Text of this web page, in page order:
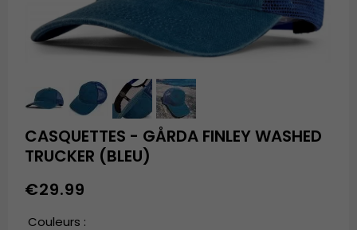
CASQUETTES - GÅRDA FINLEY WASHED
TRUCKER (BLEU)
€29.99
Couleurs :